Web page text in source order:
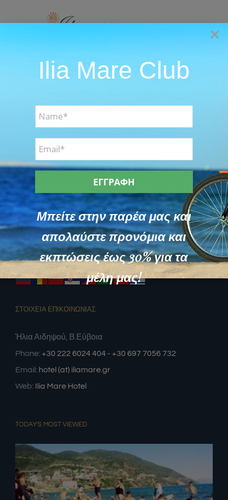
to
ΣΤΟΙΧΕΙΑ ΕΠΙΚΟΙΝΩΝΙΑΣ
Ήλια Αιδηψού, Β.Εύβοια
Phone: +30 222 6024 404 - +30 697 7056 732
Email: hotel (at) iliamare.gr
Web: Ilia Mare Hotel
TODAY'S MOST VIEWED
×
Ilia Mare Club
Μπείτε στην παρέα μας και
απολαύστε προνόμια και
εκπτώσεις έως 30% για τα
μέλη μας!